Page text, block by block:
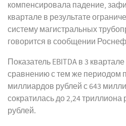
компенсировала падение,
квартале в результате
систему магистральных
говорится в сообщении
Показатель EBITDA в 3
сравнению с тем же периодом
миллиардов рублей с 643
сократилась до 2,24 триллиона
рублей.